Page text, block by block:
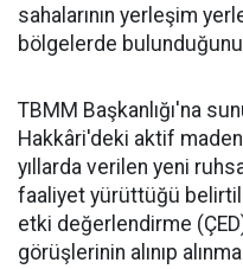
sahalarının yerleşim
bölgelerde
TBMM Başkanlığı'na
Hakkâri'deki aktif maden
yıllarda verilen yeni
faaliyet yürüttüğü
etki değerlendirme
görüşlerinin alınıp